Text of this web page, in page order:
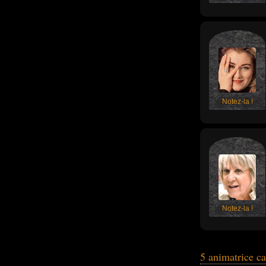
Notez-la !
Notez-la !
5 animatrice